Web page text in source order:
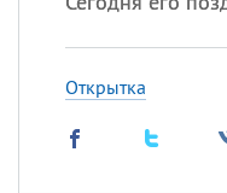
Открытка